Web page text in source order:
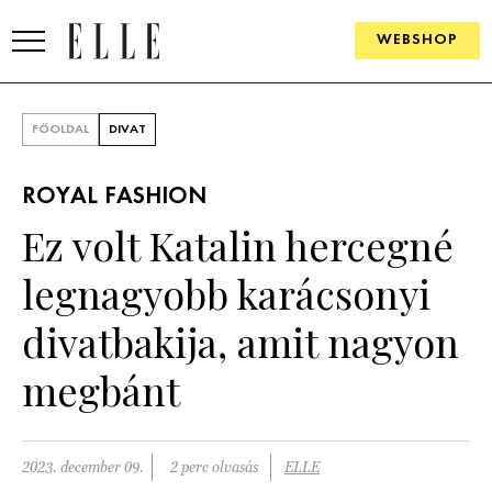
WEBSHOP
SZÉPSÉG
KULTÚRA
PÁRKAPCSOLAT
FŐOLDAL DIVAT
ROYAL FASHION
Ez volt Katalin hercegné
legnagyobb karácsonyi
divatbakija, amit nagyon
megbánt
2023. december 09. 2 perc olvasás ELLE